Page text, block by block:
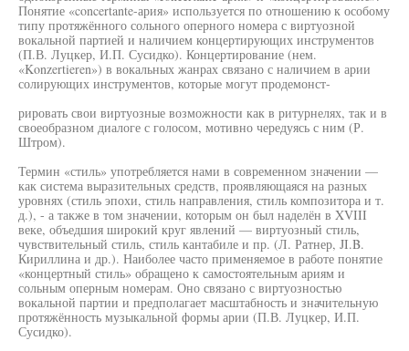
Понятие «concertante-ария» используется по отношению к особому
типу протяжённого сольного оперного номера с виртуозной
вокальной партией и наличием концертирующих инструментов
(П.В. Луцкер, И.П. Сусидко). Концертирование (нем.
«Konzertieren») в вокальных жанрах связано с наличием в арии
солирующих инструментов, которые могут продемонст-
рировать свои виртуозные возможности как в ритурнелях, так и в
своеобразном диалоге с голосом, мотивно чередуясь с ним (Р.
Штром).
Термин «стиль» употребляется нами в современном значении —
как система выразительных средств, проявляющаяся на разных
уровнях (стиль эпохи, стиль направления, стиль композитора и т.
д.), - а также в том значении, которым он был наделён в XVIII
веке, объедшия широкий круг явлений — виртуозный стиль,
чувствительный стиль, стиль кантабиле и пр. (Л. Ратнер, JI.B.
Кириллина и др.). Наиболее часто применяемое в работе понятие
«концертный стиль» обращено к самостоятельным ариям и
сольным оперным номерам. Оно связано с виртуозностью
вокальной партии и предполагает масштабность и значительную
протяжённость музыкальной формы арии (П.В. Луцкер, И.П.
Сусидко).